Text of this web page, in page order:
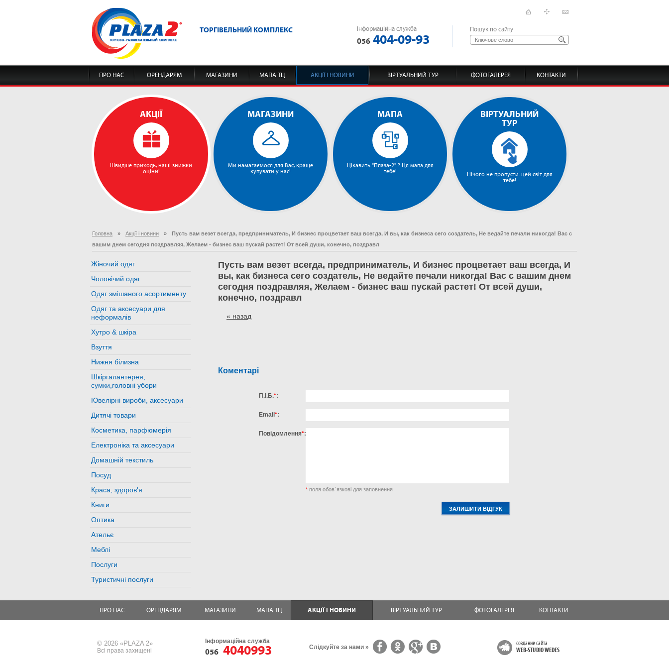
ТОРГІВЕЛЬНИЙ КОМПЛЕКС Інформаційна служба
056 404-09-93
Пошук по сайту
ПРО НАС ОРЕНДАРЯМ МАГАЗИНИ МАПА ТЦ АКЦІЇ І НОВИНИ ВІРТУАЛЬНИЙ ТУР ФОТОГАЛЕРЕЯ КОНТАКТИ
АКЦІЇ
Швидше приходь, наші знижки
оціни!
МАГАЗИНИ
Ми намагаємося для Вас, краще
купувати у нас!
МАПА
Цікавить "Плаза-2" ? Ця мапа для
тебе!
ВІРТУАЛЬНИЙ
ТУР
Нічого не пропусти. цей світ для
тебе!
Головна » Акції і новини »
Пусть вам везет всегда, предприниматель, И бизнес процветает ваш всегда, И вы, как бизнеса сего создатель, Не ведайте печали никогда! Вас с
вашим днем сегодня поздравляя, Желаем - бизнес ваш пускай растет! От всей души, конечно, поздравл
Жіночий одяг
Чоловічий одяг
Одяг змішаного асортименту
Одяг та аксесуари для
неформалів
Хутро & шкіра
Взуття
Нижня білизна
Шкіргалантерея,
сумки,головні убори
Ювелірні вироби, аксесуари
Дитячі товари
Косметика, парфюмерія
Електроніка та аксесуари
Домашній текстиль
Посуд
Краса, здоров'я
Книги
Оптика
Ательє
Меблі
Послуги
Туристичні послуги
Пусть вам везет всегда, предприниматель, И бизнес процветает ваш всегда, И
вы, как бизнеса сего создатель, Не ведайте печали никогда! Вас с вашим днем
сегодня поздравляя, Желаем - бизнес ваш пускай растет! От всей души,
конечно, поздравл
« назад
Коментарі
П.І.Б.*:
Email *:
Повідомлення*:
* поля обов`язкові для заповнення
ПРО НАС ОРЕНДАРЯМ МАГАЗИНИ МАПА ТЦ АКЦІЇ І НОВИНИ ВІРТУАЛЬНИЙ ТУР ФОТОГАЛЕРЕЯ КОНТАКТИ
© 2026 «PLAZA 2»
Всі права захищені
Інформаційна служба
056 4040993 Слідкуйте за нами »
создание сайта
WEB-STUDIO WEDES